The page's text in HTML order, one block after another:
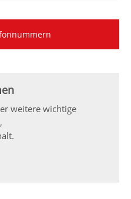
weitere wichtige